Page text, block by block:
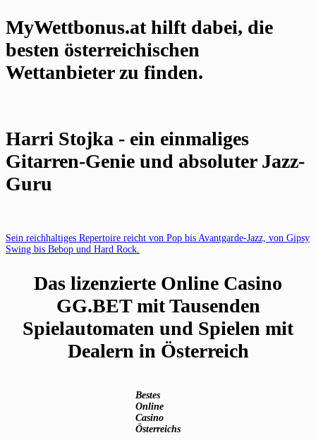
MyWettbonus.at hilft dabei, die
besten österreichischen
Wettanbieter zu finden.
Harri Stojka - ein einmaliges
Gitarren-Genie und absoluter Jazz-
Guru
Sein reichhaltiges Repertoire reicht von Pop bis Avantgarde-Jazz, von Gipsy
Swing bis Bebop und Hard Rock.
Das lizenzierte Online Casino
GG.BET mit Tausenden
Spielautomaten und Spielen mit
Dealern in Österreich
Bestes
Online
Casino
Österreichs